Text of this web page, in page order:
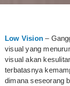
Low Vision –
visual yang
visual akan
terbatasnya
dimana seseorang